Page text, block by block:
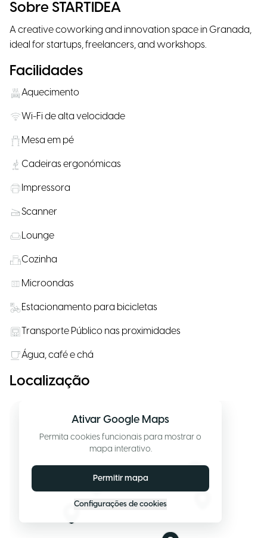
Sobre STARTIDEA
A creative coworking and innovation space in Granada,
ideal for startups, freelancers, and workshops.
Facilidades
Aquecimento
Wi-Fi de alta velocidade
Mesa em pé
Cadeiras ergonómicas
Impressora
Scanner
Lounge
Cozinha
Microondas
Estacionamento para bicicletas
Transporte Público nas proximidades
Água, café e chá
Localização
Ativar Google Maps
Permita cookies funcionais para mostrar o
mapa interativo.
Permitir mapa
Configurações de cookies